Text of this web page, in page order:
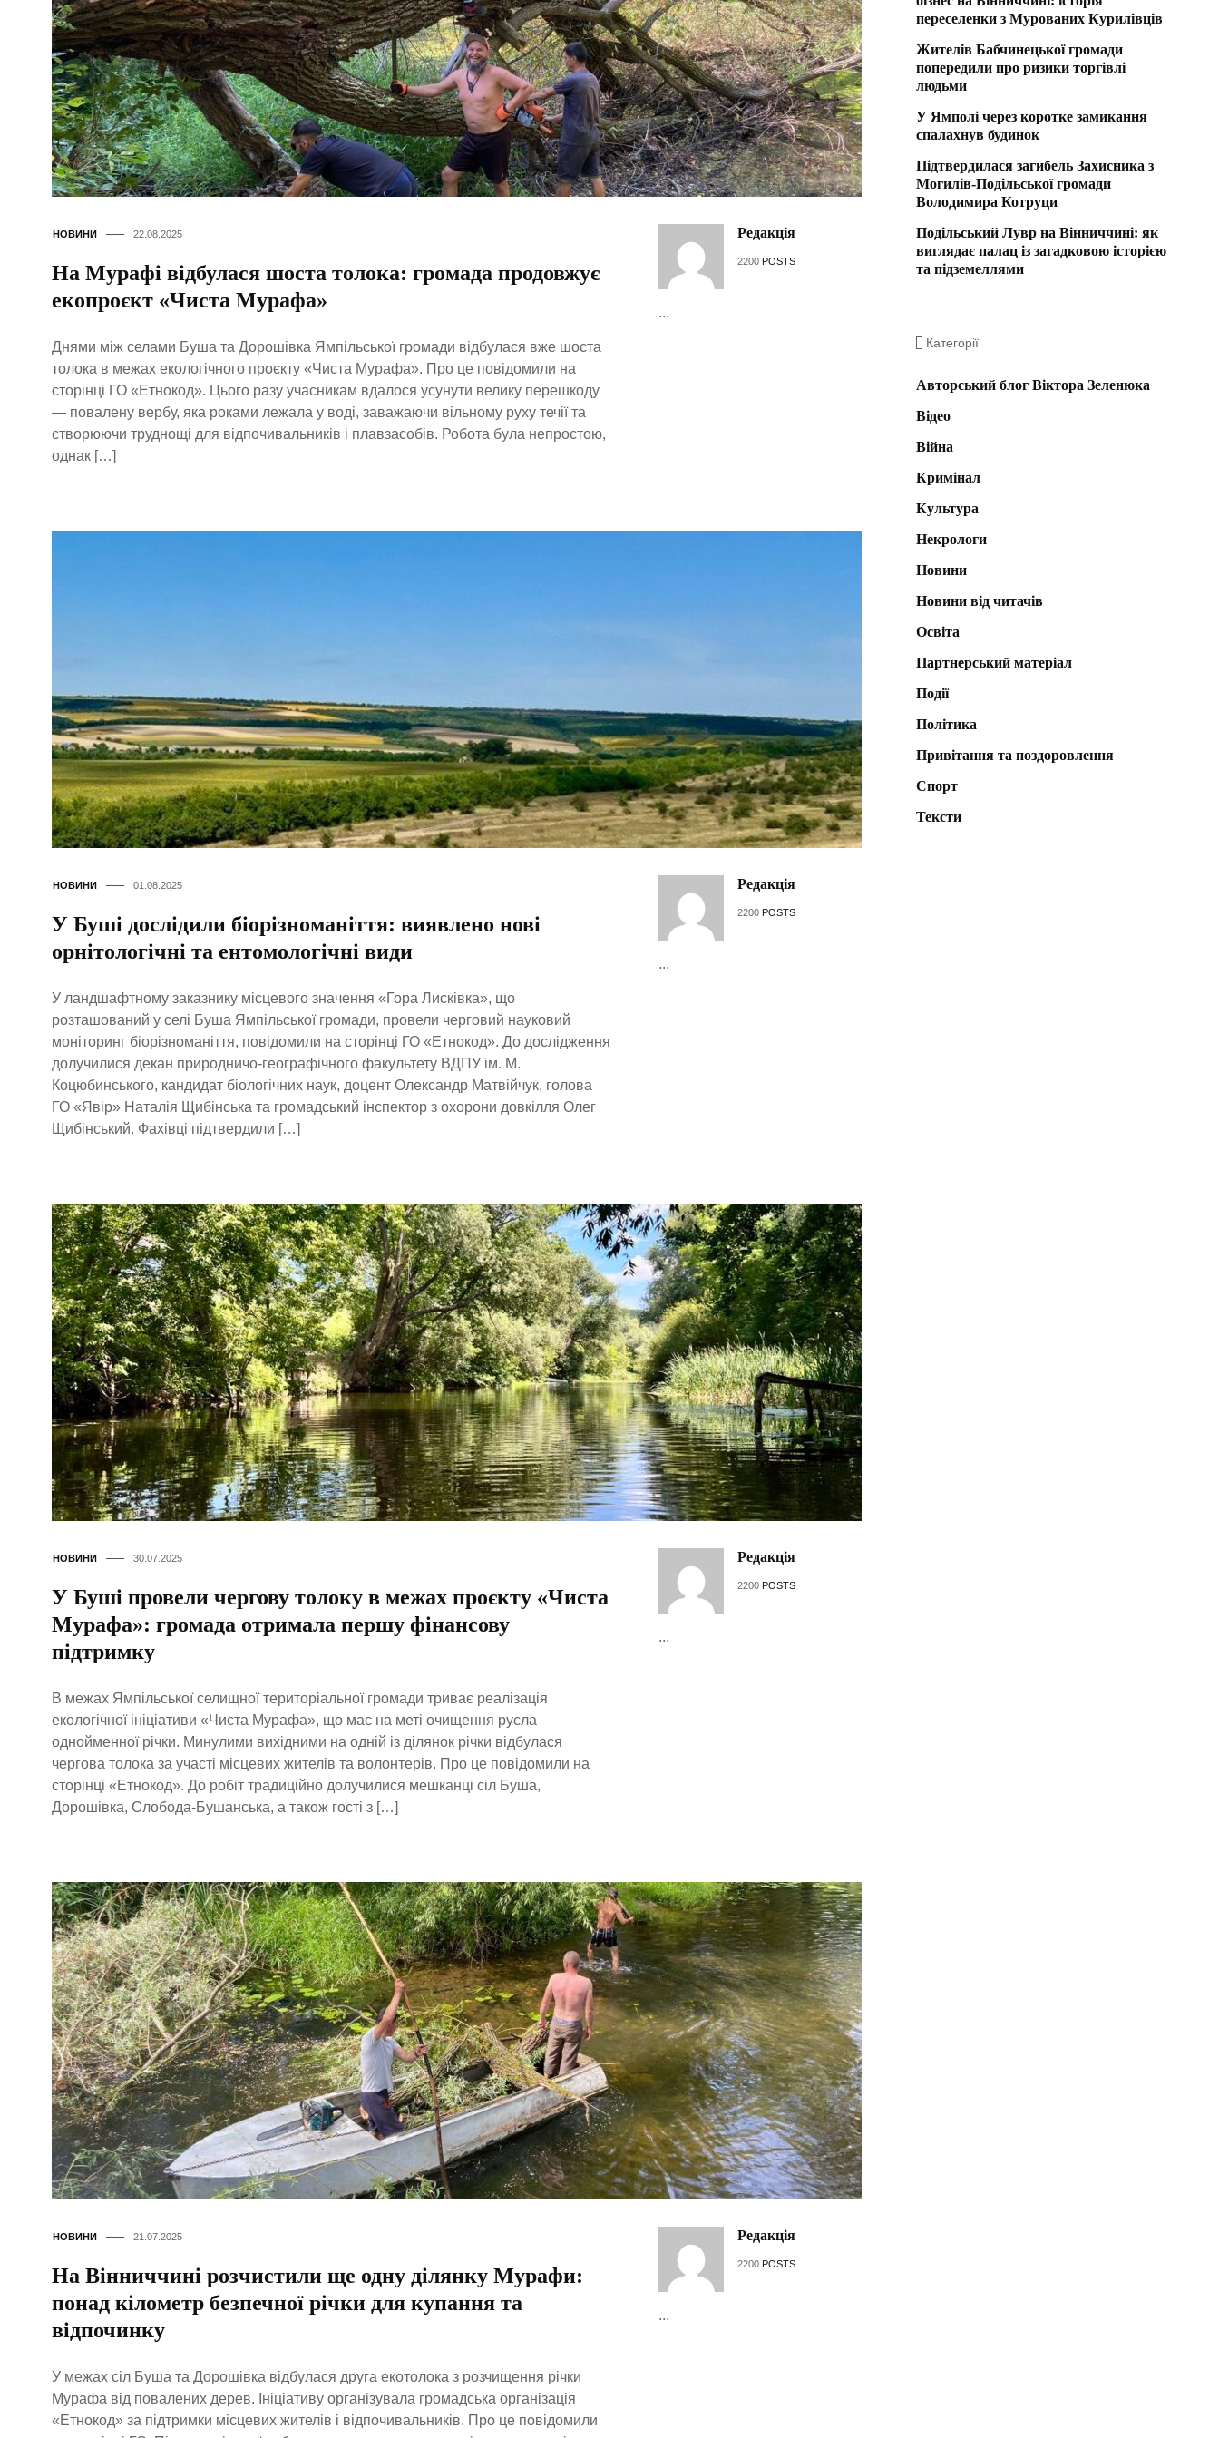
НОВИНИ 22.08.2025
На Мурафі відбулася шоста толока: громада продовжує
екопроєкт «Чиста Мурафа»
Днями між селами Буша та Дорошівка Ямпільської громади відбулася вже шоста
толока в межах екологічного проєкту «Чиста Мурафа». Про це повідомили на
сторінці ГО «Етнокод». Цього разу учасникам вдалося усунути велику перешкоду
— повалену вербу, яка роками лежала у воді, заважаючи вільному руху течії та
створюючи труднощі для відпочивальників і плавзасобів. Робота була непростою,
однак […]
Редакція
2200 POSTS
...
НОВИНИ 01.08.2025
У Буші дослідили біорізноманіття: виявлено нові
орнітологічні та ентомологічні види
У ландшафтному заказнику місцевого значення «Гора Лисківка», що
розташований у селі Буша Ямпільської громади, провели черговий науковий
моніторинг біорізноманіття, повідомили на сторінці ГО «Етнокод». До дослідження
долучилися декан природничо-географічного факультету ВДПУ ім. М.
Коцюбинського, кандидат біологічних наук, доцент Олександр Матвійчук, голова
ГО «Явір» Наталія Щибінська та громадський інспектор з охорони довкілля Олег
Щибінський. Фахівці підтвердили […]
Редакція
2200 POSTS
...
НОВИНИ 30.07.2025
У Буші провели чергову толоку в межах проєкту «Чиста
Мурафа»: громада отримала першу фінансову
підтримку
В межах Ямпільської селищної територіальної громади триває реалізація
екологічної ініціативи «Чиста Мурафа», що має на меті очищення русла
однойменної річки. Минулими вихідними на одній із ділянок річки відбулася
чергова толока за участі місцевих жителів та волонтерів. Про це повідомили на
сторінці «Етнокод». До робіт традиційно долучилися мешканці сіл Буша,
Дорошівка, Слобода-Бушанська, а також гості з […]
Редакція
2200 POSTS
...
НОВИНИ 21.07.2025
На Вінниччині розчистили ще одну ділянку Мурафи:
понад кілометр безпечної річки для купання та
відпочинку
У межах сіл Буша та Дорошівка відбулася друга екотолока з розчищення річки
Мурафа від повалених дерев. Ініціативу організувала громадська організація
«Етнокод» за підтримки місцевих жителів і відпочивальників. Про це повідомили
Редакція
2200 POSTS
...
переселенки з Мурованих Курилівців
Жителів Бабчинецької громади
попередили про ризики торгівлі
людьми
У Ямполі через коротке замикання
спалахнув будинок
Підтвердилася загибель Захисника з
Могилів-Подільської громади
Володимира Котруци
Подільський Лувр на Вінниччині: як
виглядає палац із загадковою історією
та підземеллями
Категорії
Авторський блог Віктора Зеленюка
Відео
Війна
Кримінал
Культура
Некрологи
Новини
Новини від читачів
Освіта
Партнерський матеріал
Події
Політика
Привітання та поздоровлення
Спорт
Тексти